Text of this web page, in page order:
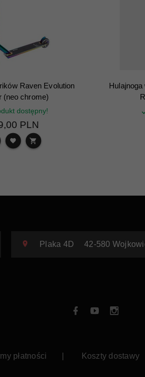
Raven Evolution
(neo chrome)
dostępny!
00 PLN
Plaka 4D 42-580
płatności Koszty dostawy